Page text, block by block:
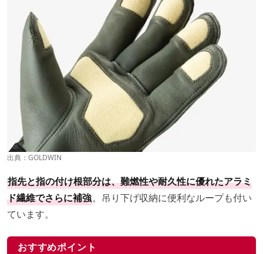
出典： GOLDWIN
指先と指の付け根部分は、難燃性や耐久性に優れたアラミ
ド繊維でさらに補強。吊り下げ収納に便利なループも付い
ています。
おすすめポイント